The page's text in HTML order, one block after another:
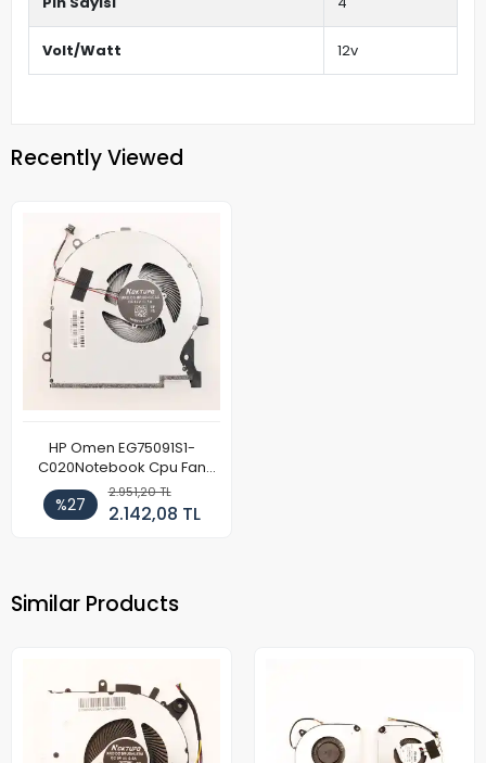
Volt/Watt 12v
Recently Viewed
HP Omen EG75091S1-
C020Notebook Cpu Fan
(Sol)
%27
2.951,20 TL
2.142,08 TL
Similar Products